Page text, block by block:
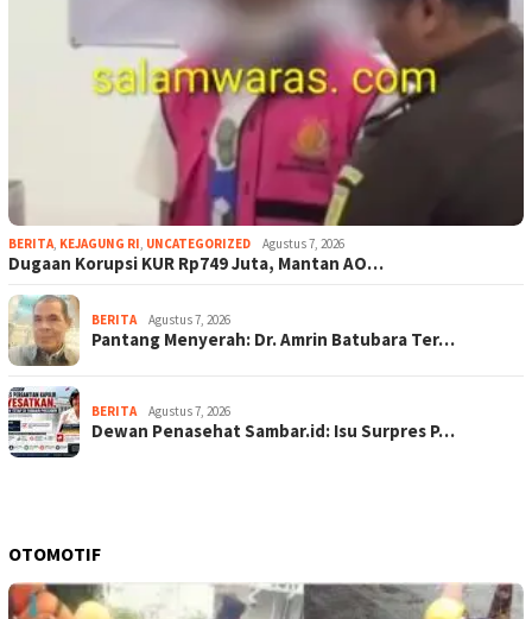
BERITA, KEJAGUNG RI, UNCATEGORIZED Agustus 7, 2026
Dugaan Korupsi KUR Rp749 Juta, Mantan AO…
BERITA Agustus 7, 2026
Pantang Menyerah: Dr. Amrin Batubara Ter…
BERITA Agustus 7, 2026
Dewan Penasehat Sambar.id: Isu Surpres P…
OTOMOTIF